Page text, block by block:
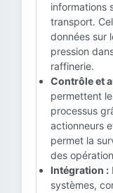
informations
transport.
données sur
pression
raffinerie.
Contrôle et
permettent
processus
actionneurs
permet la
des
Intégration :
systèmes,